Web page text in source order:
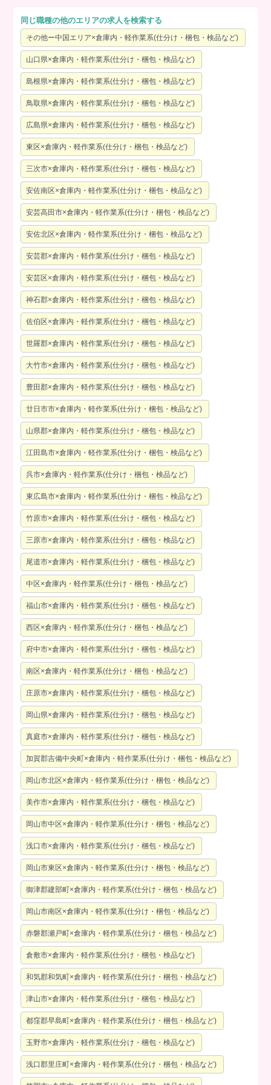
同じ職種の他のエリアの求人を検索する
その他ー中国エリア×倉庫内・軽作業系(仕分け・梱包・検品など)
山口県×倉庫内・軽作業系(仕分け・梱包・検品など)
島根県×倉庫内・軽作業系(仕分け・梱包・検品など)
鳥取県×倉庫内・軽作業系(仕分け・梱包・検品など)
広島県×倉庫内・軽作業系(仕分け・梱包・検品など)
東区×倉庫内・軽作業系(仕分け・梱包・検品など)
三次市×倉庫内・軽作業系(仕分け・梱包・検品など)
安佐南区×倉庫内・軽作業系(仕分け・梱包・検品など)
安芸高田市×倉庫内・軽作業系(仕分け・梱包・検品など)
安佐北区×倉庫内・軽作業系(仕分け・梱包・検品など)
安芸郡×倉庫内・軽作業系(仕分け・梱包・検品など)
安芸区×倉庫内・軽作業系(仕分け・梱包・検品など)
神石郡×倉庫内・軽作業系(仕分け・梱包・検品など)
佐伯区×倉庫内・軽作業系(仕分け・梱包・検品など)
世羅郡×倉庫内・軽作業系(仕分け・梱包・検品など)
大竹市×倉庫内・軽作業系(仕分け・梱包・検品など)
豊田郡×倉庫内・軽作業系(仕分け・梱包・検品など)
廿日市市×倉庫内・軽作業系(仕分け・梱包・検品など)
山県郡×倉庫内・軽作業系(仕分け・梱包・検品など)
江田島市×倉庫内・軽作業系(仕分け・梱包・検品など)
呉市×倉庫内・軽作業系(仕分け・梱包・検品など)
東広島市×倉庫内・軽作業系(仕分け・梱包・検品など)
竹原市×倉庫内・軽作業系(仕分け・梱包・検品など)
三原市×倉庫内・軽作業系(仕分け・梱包・検品など)
尾道市×倉庫内・軽作業系(仕分け・梱包・検品など)
中区×倉庫内・軽作業系(仕分け・梱包・検品など)
福山市×倉庫内・軽作業系(仕分け・梱包・検品など)
西区×倉庫内・軽作業系(仕分け・梱包・検品など)
府中市×倉庫内・軽作業系(仕分け・梱包・検品など)
南区×倉庫内・軽作業系(仕分け・梱包・検品など)
庄原市×倉庫内・軽作業系(仕分け・梱包・検品など)
岡山県×倉庫内・軽作業系(仕分け・梱包・検品など)
真庭市×倉庫内・軽作業系(仕分け・梱包・検品など)
加賀郡吉備中央町×倉庫内・軽作業系(仕分け・梱包・検品など)
岡山市北区×倉庫内・軽作業系(仕分け・梱包・検品など)
美作市×倉庫内・軽作業系(仕分け・梱包・検品など)
岡山市中区×倉庫内・軽作業系(仕分け・梱包・検品など)
浅口市×倉庫内・軽作業系(仕分け・梱包・検品など)
岡山市東区×倉庫内・軽作業系(仕分け・梱包・検品など)
御津郡建部町×倉庫内・軽作業系(仕分け・梱包・検品など)
岡山市南区×倉庫内・軽作業系(仕分け・梱包・検品など)
赤磐郡瀬戸町×倉庫内・軽作業系(仕分け・梱包・検品など)
倉敷市×倉庫内・軽作業系(仕分け・梱包・検品など)
和気郡和気町×倉庫内・軽作業系(仕分け・梱包・検品など)
津山市×倉庫内・軽作業系(仕分け・梱包・検品など)
都窪郡早島町×倉庫内・軽作業系(仕分け・梱包・検品など)
玉野市×倉庫内・軽作業系(仕分け・梱包・検品など)
浅口郡里庄町×倉庫内・軽作業系(仕分け・梱包・検品など)